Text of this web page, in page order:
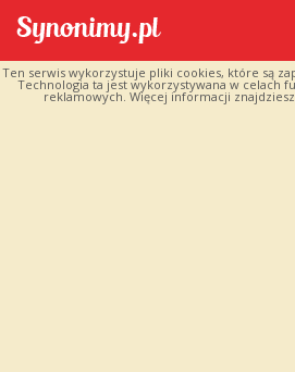
Ten serwis wykorzystuje pliki cookies, które są
Technologia ta jest wykorzystywana w celach
reklamowych. Więcej informacji